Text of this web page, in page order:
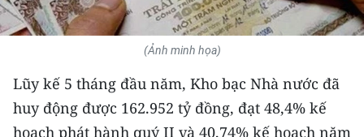
KIỂM CHỨNG THÔNG TIN
TRI THỨC CHUYÊN SÂU
54 DÂN TỘC VIỆT NAM
(Ảnh minh họa)
Lũy kế 5 tháng đầu năm, Kho bạc Nhà nước đã
huy động được 162.952 tỷ đồng, đạt 48,4% kế
hoạch phát hành quý II và 40,74% kế hoạch năm